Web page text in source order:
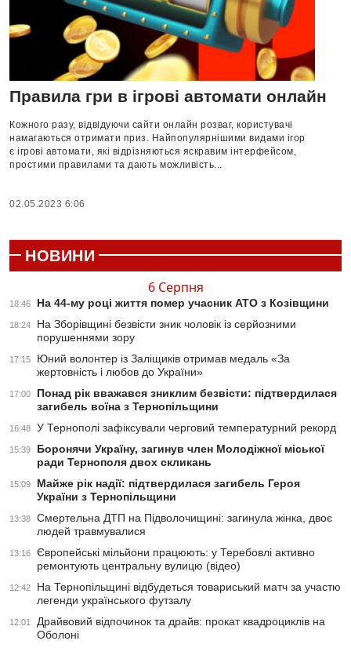
Правила гри в ігрові автомати онлайн
Кожного разу, відвідуючи сайти онлайн розваг, користувачі
намагаються отримати приз. Найпопулярнішими видами ігор
є ігрові автомати, які відрізняються яскравим інтерфейсом,
простими правилами та дають можливість...
02.05.2023 6:06
НОВИНИ
6 Серпня
18:46 На 44-му році життя помер учасник АТО з Козівщини
18:24
На Зборівщині безвісти зник чоловік із серйозними
порушеннями зору
17:15
Юний волонтер із Заліщиків отримав медаль «За
жертовність і любов до України»
17:00
Понад рік вважався зниклим безвісти: підтвердилася
загибель воїна з Тернопільщини
16:48 У Тернополі зафіксували черговий температурний рекорд
15:39
Боронячи Україну, загинув член Молодіжної міської
ради Тернополя двох скликань
15:09
Майже рік надії: підтвердилася загибель Героя
України з Тернопільщини
13:38
Смертельна ДТП на Підволочищині: загинула жінка, двоє
людей травмувалися
13:16
Європейські мільйони працюють: у Теребовлі активно
ремонтують центральну вулицю (відео)
12:42
На Тернопільщині відбудеться товариський матч за участю
легенди українського футзалу
12:01
Драйвовий відпочинок та драйв: прокат квадроциклів на
Оболоні